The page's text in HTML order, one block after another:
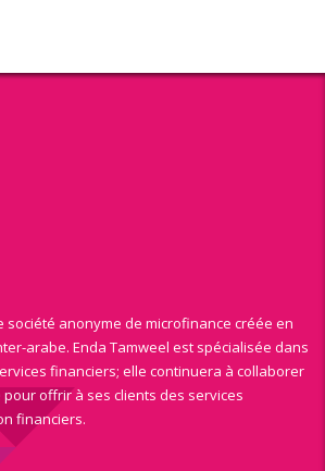
société anonyme de microfinance créée en
arabe. Enda Tamweel est spécialisée dans
financiers; elle continuera à collaborer
offrir à ses clients des services
financiers.